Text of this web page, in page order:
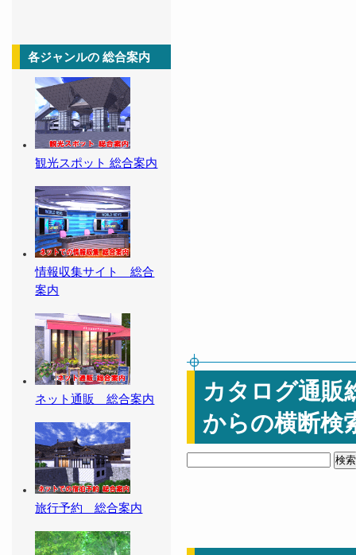
カタログ通販
からの横断検
各ジャンルの 総合案内
観光スポット 総合案内
情報収集サイト 総合
案内
ネット通販 総合案内
旅行予約 総合案内